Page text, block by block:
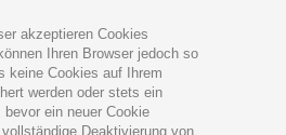
akzeptieren Cookies
Ihren Browser jedoch so
keine Cookies auf Ihrem
werden oder stets ein
bevor ein neuer Cookie
Deaktivierung von